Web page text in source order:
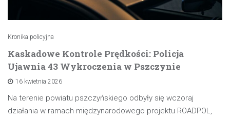
Kronika policyjna
Kaskadowe Kontrole Prędkości: Policja
Ujawnia 43 Wykroczenia w Pszczynie
16 kwietnia 2026
Na terenie powiatu pszczyńskiego odbyły się wczoraj
działania w ramach międzynarodowego projektu ROADPOL,